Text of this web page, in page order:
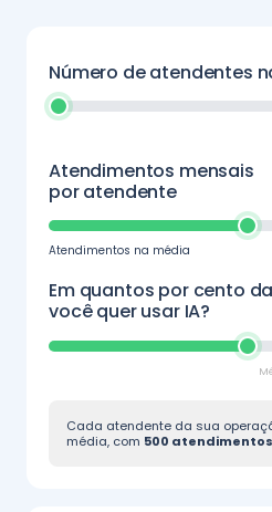
Número de atendentes
Atendimentos mensais
por atendente
Atendimentos na média
Em quantos por cento
você quer usar IA?
Cada atendente da sua
média, com 500